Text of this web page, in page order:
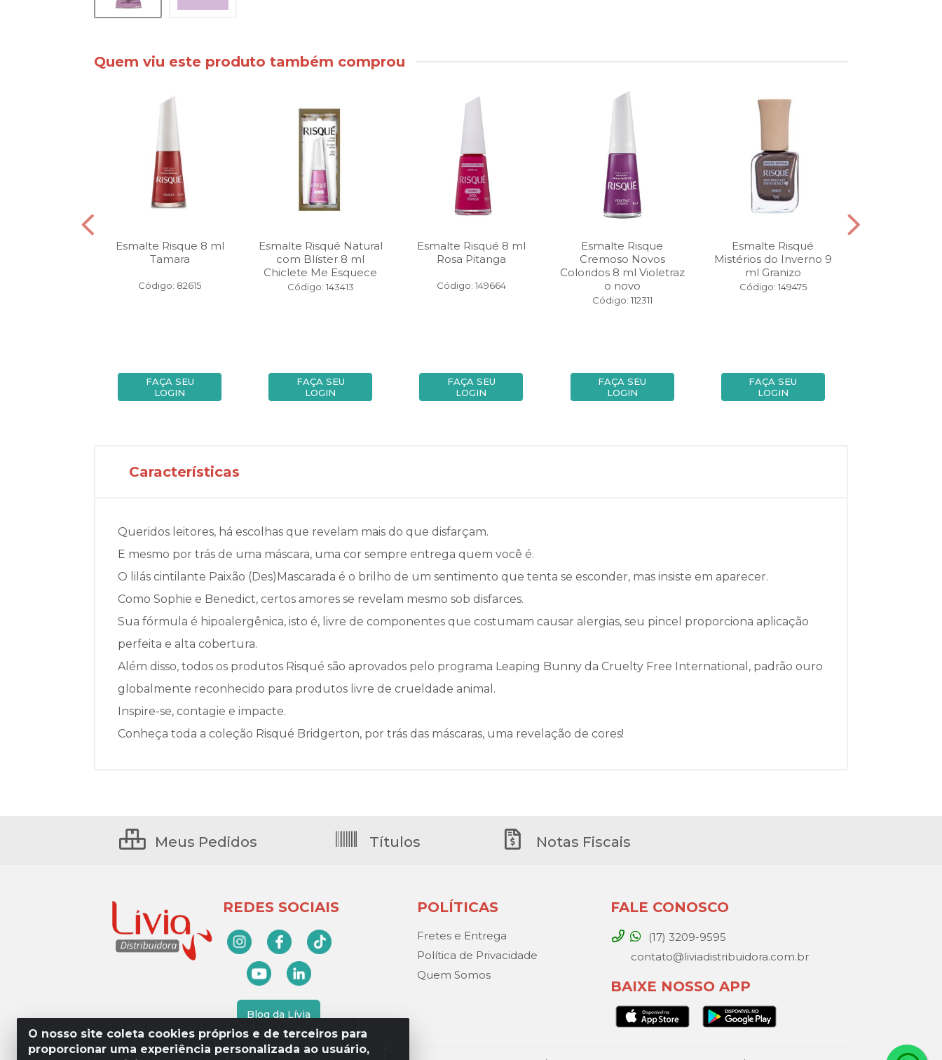
Quem viu este produto também comprou
Esmalte Risque 8 ml
Tamara
Código: 82615
FAÇA SEU
LOGIN
Esmalte Risqué Natural
com Blíster 8 ml
Chiclete Me Esquece
Código: 143413
FAÇA SEU
LOGIN
Esmalte Risqué 8 ml
Rosa Pitanga
Código: 149664
FAÇA SEU
LOGIN
Esmalte Risque
Cremoso Novos
Coloridos 8 ml Violetraz
o novo
Código: 112311
FAÇA SEU
LOGIN
Esmalte Risqué
Mistérios do Inverno 9
ml Granizo
Código: 149475
FAÇA SEU
LOGIN
Características
Queridos leitores, há escolhas que revelam mais do que disfarçam.
E mesmo por trás de uma máscara, uma cor sempre entrega quem você é.
O lilás cintilante Paixão (Des)Mascarada é o brilho de um sentimento que tenta se esconder, mas insiste em aparecer.
Como Sophie e Benedict, certos amores se revelam mesmo sob disfarces.
Sua fórmula é hipoalergênica, isto é, livre de componentes que costumam causar alergias, seu pincel proporciona aplicação
perfeita e alta cobertura.
Além disso, todos os produtos Risqué são aprovados pelo programa Leaping Bunny da Cruelty Free International, padrão ouro
globalmente reconhecido para produtos livre de crueldade animal.
Inspire-se, contagie e impacte.
Conheça toda a coleção Risqué Bridgerton, por trás das máscaras, uma revelação de cores!
O nosso site coleta cookies próprios e de terceiros para
proporcionar uma experiência personalizada ao usuário,
Meus Pedidos Títulos Notas Fiscais
REDES SOCIAIS
Blog da Lívia
POLÍTICAS
Fretes e Entrega
Política de Privacidade
Quem Somos
FALE CONOSCO
(17) 3209-9595
contato@liviadistribuidora.com.br
BAIXE NOSSO APP